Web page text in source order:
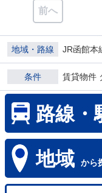
前へ
地域・路線 JR函館本
条件 賃貸物件
路線・
地域 から